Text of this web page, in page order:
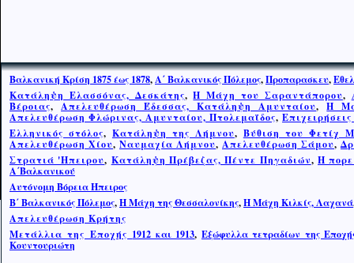
Βαλκανική Κρίση 1875 έως 1878,Α΄ Βαλκανικός Πόλεμος,Προπαρασκευ,
Κατάληψη Ελασσόνας, Δεσκάτης,Η Μάχη του Σαραντάπορου,
Βέροιας,Απελευθέρωση Έδεσσας, Κατάληψη Αμυνταίου,Η
Απελευθέρωση Φλώρινας, Αμυνταίου, Πτολεμαΐδος,
Ελληνικός στόλος, Κατάληψη της Λήμνου, Βύθιση του Φετίχ
Απελευθέρωση Χίου, Ναυμαχία Λήμνου, Απελευθέρωση Σάμου,
Στρατιά 'Ηπειρου, Κατάληψη Πρέβεζας, Πέντε Πηγαδιών,Η
Α΄Βαλκανικού
Αυτόνομη Βόρεια Ήπειρος
Β΄ Βαλκανικός Πόλεμος,Η Μάχη της Θεσσαλονίκης,Η Μάχη Κιλκίς, Λαχανά
Απελευθέρωση Κρήτης
Μετάλλια της Εποχής 1912 και 1913, Εξώφυλλα τετραδίων της
Κουντουριώτη